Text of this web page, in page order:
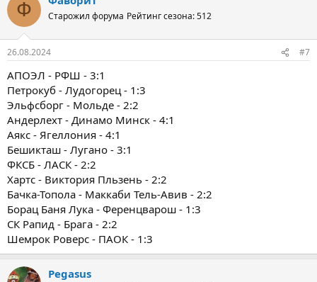
Ф Старожил форума Рейтинг сезона: 512
26.08.2024 #7
АПОЭЛ - РФШ - 3:1
Петрокуб - Лудогорец - 1:3
Эльфсборг - Мольде - 2:2
Андерлехт - Динамо Минск - 4:1
Аякс - Ягеллония - 4:1
Бешикташ - Лугано - 3:1
ФКСБ - ЛАСК - 2:2
Хартс - Виктория Пльзень - 2:2
Бачка-Топола - Маккаби Тель-Авив - 2:2
Борац Баня Лука - Ференцварош - 1:3
СК Рапид - Брага - 2:2
Шемрок Роверс - ПАОК - 1:3
Pegasus